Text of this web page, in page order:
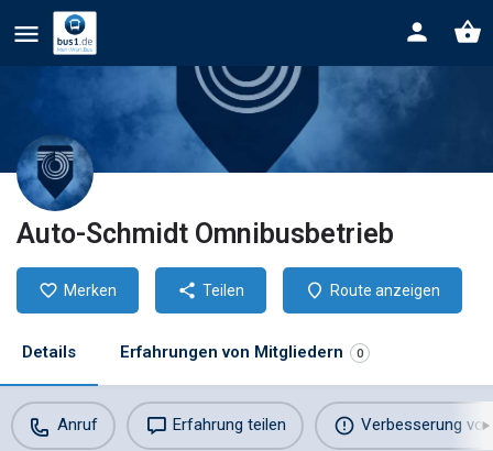
Auto-Schmidt Omnibusbetrieb
Merken Teilen Route anzeigen
Details Erfahrungen von Mitgliedern 0
Anruf Erfahrung teilen Verbesserung